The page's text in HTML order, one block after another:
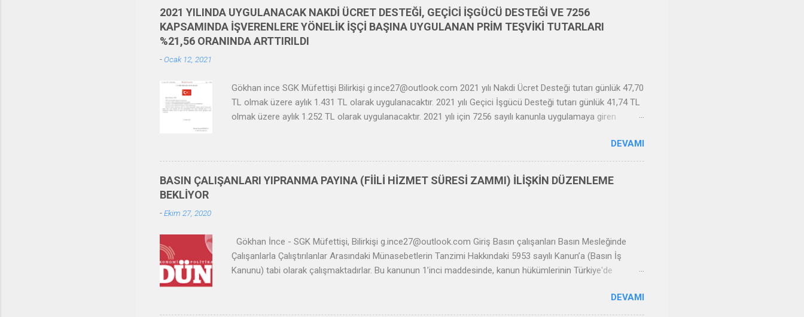
yersiz ödeme tutarının SGK’ya ödenmesi gerekmektedir. SGK vatandaşların SGK’ya yapacakları ödemeler için kredi kartı ve
bankomat(DEBİT) kartı ile ödeme imkanı getirmiştir. Böylelikle sosyal güvenlik paydaşlarının tamamı e-devlet sistemine giriş
yaparak herhangi bir bankaya g...
2021 YILINDA UYGULANACAK NAKDİ ÜCRET DESTEĞİ, GEÇİCİ İŞGÜCÜ DESTEĞİ VE 7256
KAPSAMINDA İŞVERENLERE YÖNELİK İŞÇİ BAŞINA UYGULANAN PRİM TEŞVİKİ TUTARLARI
%21,56 ORANINDA ARTTIRILDI
-Ocak 12, 2021
Gökhan ince SGK Müfettişi Bilirkişi g.ince27@outlook.com 2021 yılı Nakdi Ücret Desteği tutarı günlük 47,70
TL olmak üzere aylık 1.431 TL olarak uygulanacaktır. 2021 yılı Geçici İşgücü Desteği tutarı günlük 41,74 TL
olmak üzere aylık 1.252 TL olarak uygulanacaktır. 2021 yılı için 7256 sayılı kanunla uygulamaya giren
günlük 53,67 TL olmak üzere aylık 1.610 TL prim teşviki verilecektir. FESİH YASAĞI/ÜCRETSİZ İZİN VE
NAKDİ ÜCRET DESTEĞİ 4447/Geçici Madde 24 – (Ek:16/4/2020-7244/7 md.) Bu maddenin yürürlüğe
girdiği tarihte iş sözleşmesi bulunmakla birlikte 4857 sayılı Kanunun geçici 10 uncu maddesi uyarınca
işveren tarafından ücretsiz izne ayrılan ve kısa çalışma ödeneğinden yararlanamayan işçiler ile 15/3/2020
DEVAMI
BASIN ÇALIŞANLARI YIPRANMA PAYINA (FİİLİ HİZMET SÜRESİ ZAMMI) İLİŞKİN DÜZENLEME
BEKLİYOR
-Ekim 27, 2020
Gökhan İnce - SGK Müfettişi, Bilirkişi g.ince27@outlook.com Giriş Basın çalışanları Basın Mesleğinde
Çalışanlarla Çalıştırılanlar Arasındaki Münasebetlerin Tanzimi Hakkındaki 5953 sayılı Kanun’a (Basın İş
Kanunu) tabi olarak çalışmaktadırlar. Bu kanunun 1’inci maddesinde, kanun hükümlerinin Türkiye'de
ve İş Kanunu’ndaki “işçi” tarifi kapsamı dışında kalan kimselerle bunların işverenleri hakkında uygulanacağı,
bu kanunun kapsamına giren fikir ve sanat işlerinde ücret karşılığı çalışanlara gazeteci deneceği
DEVAMI